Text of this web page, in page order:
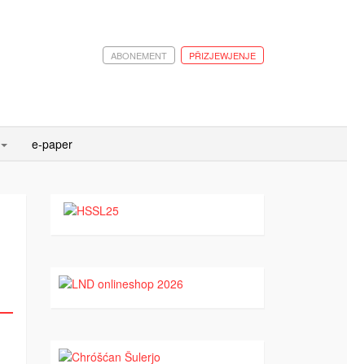
PŘIZJEWJENJE
ABONEMENT
e-paper